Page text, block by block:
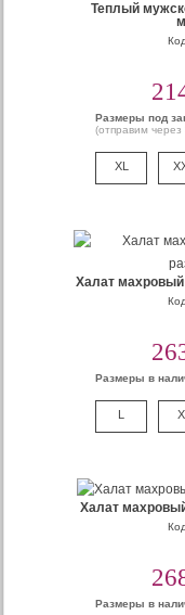
Теплый
Размеры под
(отправим через
XL
Халат
Размеры в
L
Халат
Размеры в